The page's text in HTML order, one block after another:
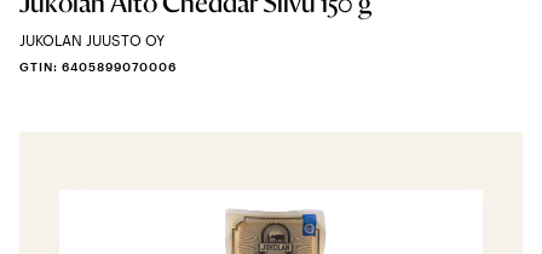
JUKOLAN JUUSTO OY
GTIN: 6405899070006